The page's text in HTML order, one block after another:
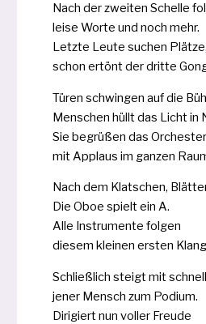
Nach der zwei­ten Schelle
lei­se Worte und noch mehr.
Letzte Leute suchen Plätze,
schon ertönt der drit­te
Türen schwin­gen auf die
Menschen hüllt das Licht in
Sie begrü­ßen das Orchester
mit Applaus im gan­zen
Nach dem Klatschen,
Die Oboe spielt ein A.
Alle Instrumente fol­gen
die­sem klei­nen ers­ten
Schließlich steigt mit
jener Mensch zum Podium.
Dirigiert nun vol­ler Freude